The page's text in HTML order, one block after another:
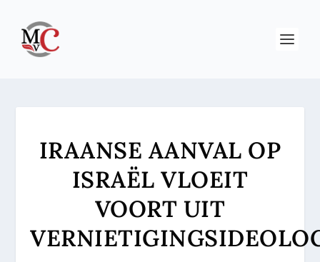
IRAANSE AANVAL OP
ISRAËL VLOEIT
VOORT UIT